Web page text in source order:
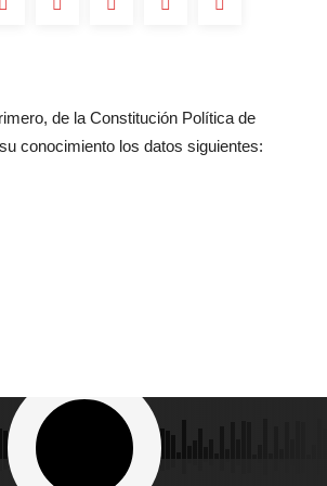
de la Constitución Política de
conocimiento los datos siguientes:
2023 - Grupo Oro - La Romántica